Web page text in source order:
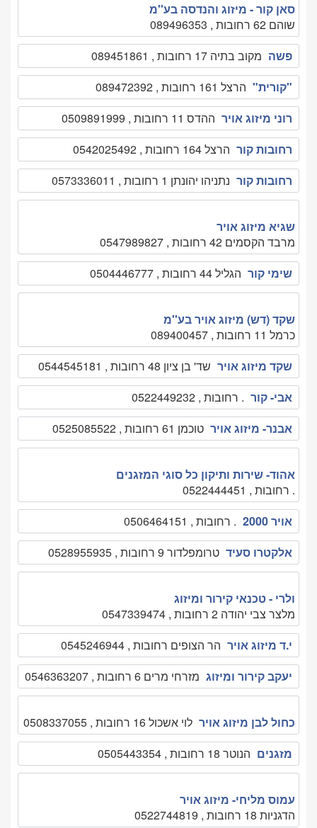
סאן קור - מיזוג והנדסה בע''מ
שוהם 62 רחובות , 089496353
פשה מקוב בתיה 17 רחובות , 089451861
"קורית" הרצל 161 רחובות , 089472392
רוני מיזוג אויר ההדס 11 רחובות , 0509891999
רחובות קור הרצל 164 רחובות , 0542025492
רחובות קור נתניהו יהונתן 1 רחובות , 0573336011
שגיא מיזוג אויר
מרבד הקסמים 42 רחובות , 0547989827
שימי קור הגליל 44 רחובות , 0504446777
שקד (דש) מיזוג אויר בע''מ
כרמל 11 רחובות , 089400457
שקד מיזוג אויר שד' בן ציון 48 רחובות , 0544545181
אבי- קור . רחובות , 0522449232
אבנר- מיזוג אויר טוכמן 61 רחובות , 0525085522
אהוד- שירות ותיקון כל סוגי המזגנים
. רחובות , 0522444451
אויר 2000
. רחובות , 0506464151
אלקטרו סעיד טרומפלדור 9 רחובות , 0528955935
ולרי - טכנאי קירור ומיזוג
מלצר צבי יהודה 2 רחובות , 0547339474
י.ד מיזוג אויר הר הצופים רחובות , 0545246944
יעקב קירור ומיזוג מזרחי מרים 6 רחובות , 0546363207
כחול לבן מיזוג אויר לוי אשכול 16 רחובות , 0508337055
מזגנים הנוטר 18 רחובות , 0505443354
עמוס מליחי- מיזוג אויר
הדגניות 18 רחובות , 0522744819